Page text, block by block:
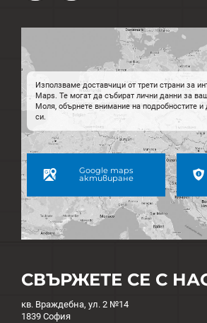
Използваме доставчици от трети страни за
Maps. Те могат да събират лични данни за
Моля, обърнете внимание на подробностите и
си.
Google maps
активиране
СВЪРЖЕТЕ СЕ С
кв. Враждебна, ул. 2 №14
1839 София